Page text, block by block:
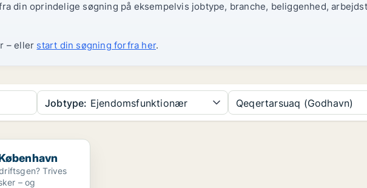
din oprindelige søgning på eksempelvis jobtype, branche, beliggenhed,
– eller start din søgning forfra her.
Jobtype: Ejendomsfunktionær Qeqertarsuaq (Godhavn)
Trives
– og